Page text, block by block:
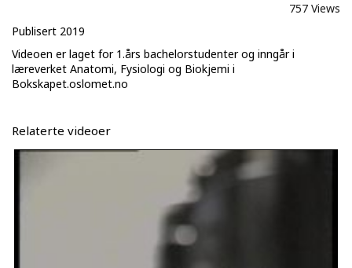
757 Views
Publisert 2019
Videoen er laget for 1.års bachelorstudenter og inngår i
læreverket Anatomi, Fysiologi og Biokjemi i
Bokskapet.oslomet.no
Relaterte videoer